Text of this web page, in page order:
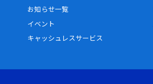
お知らせ一覧
イベント
キャッシュレスサービス